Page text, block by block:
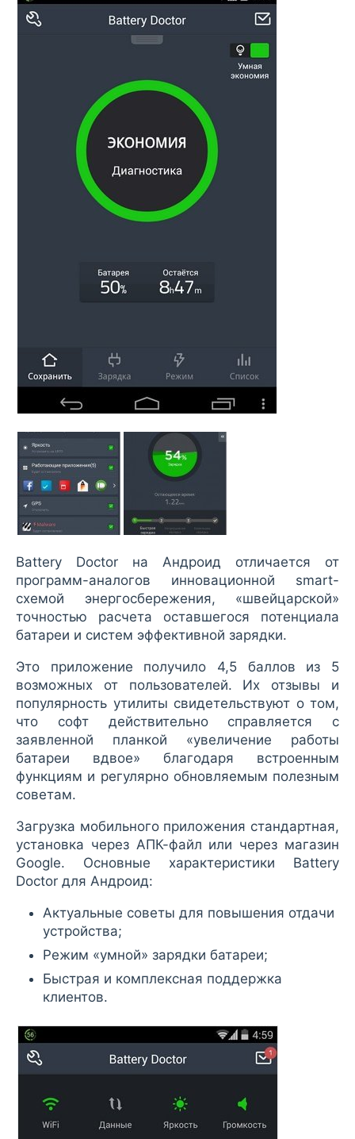
Battery Doctor на Андроид отличается от
программ-аналогов инновационной smart-
схемой энергосбережения, «швейцарской»
точностью расчета оставшегося потенциала
батареи и систем эффективной зарядки.
Это приложение получило 4,5 баллов из 5
возможных от пользователей. Их отзывы и
популярность утилиты свидетельствуют о том,
что софт действительно справляется с
заявленной планкой «увеличение работы
батареи вдвое» благодаря встроенным
функциям и регулярно обновляемым полезным
советам.
Загрузка мобильного приложения стандартная,
установка через АПК-файл или через магазин
Google. Основные характеристики Battery
Doctor для Андроид:
Актуальные советы для повышения отдачи
устройства;
Режим «умной» зарядки батареи;
Быстрая и комплексная поддержка
клиентов.